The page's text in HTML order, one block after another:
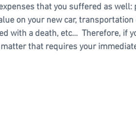
that you suffered as
on your new car,
with a death, etc…  Therefore, if
that requires your